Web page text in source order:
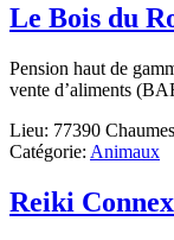
Le Bois du
Pension haut de
vente d’aliments
Lieu: 77390
Catégorie: Animaux
Reiki